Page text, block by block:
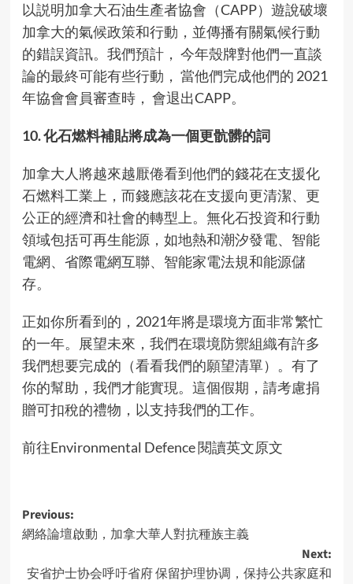
以説明加拿大石油生產者協會（CAPP）遊說破壞
加拿大的氣候政策和行動，並傳播有關氣候行動
的錯誤資訊。我們預計， 今年殼牌對他們一直談
論的最終可能有些行動， 當他們完成他們的 2021
年協會會員審查時， 會退出CAPP。
10. 化石燃料補貼將成為一個更骯髒的詞
加拿大人將越來越厭倦看到他們的錢花在支援化
石燃料工業上，而錢應該花在支援向更清潔、更
公正的經濟和社會的轉型上。無化石投資和行動
領域包括可再生能源，如地熱和潮汐發電、智能
電網、省際電網互聯、智能家電法規和能源儲
存。
正如你所看到的，2021年將是環境方面非常繁忙
的一年。展望未來，我們在環境防禦組織有許多
我們想要完成的（看看我們的願望清單）。有了
你的幫助，我們才能實現。這個假期，請考慮捐
贈可扣稅的禮物，以支持我們的工作。
前往Environmental Defence 閱讀英文原文
Post
navigation
Previous:
網絡論壇啟動，加拿大華人對抗種族主義
Next:
安省护士协会呼吁省府 保留护理协调，保持公共家庭和